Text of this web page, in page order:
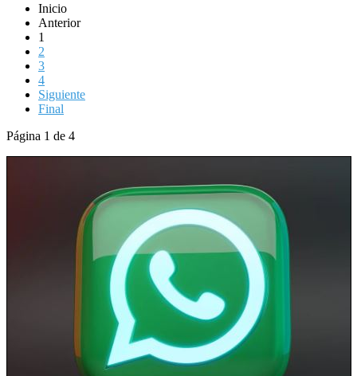
Inicio
Anterior
1
2
3
4
Siguiente
Final
Página 1 de 4